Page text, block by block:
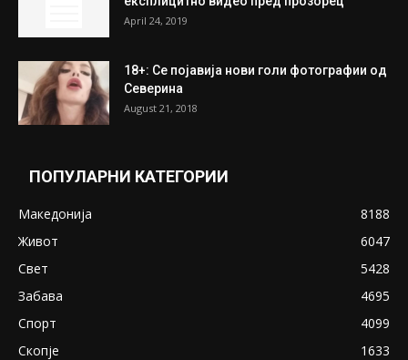
April 24, 2019
18+: Се појавија нови голи фотографии од
Северина
August 21, 2018
ПОПУЛАРНИ КАТЕГОРИИ
Македонија
8188
Живот
6047
Свет
5428
Забава
4695
Спорт
4099
Скопје
1633